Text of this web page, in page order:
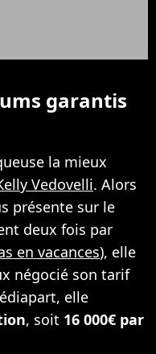
garantis
la mieux
Vedovelli. Alors
présente sur le
deux fois par
en vacances), elle
négocié son tarif
elle
, soit 16 000€ par